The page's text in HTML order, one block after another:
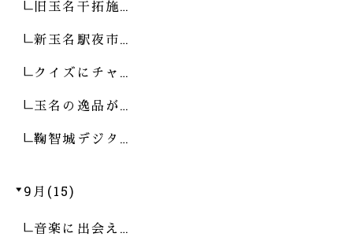
旧玉名干拓施…
新玉名駅夜市…
クイズにチャ…
玉名の逸品が…
鞠智城デジタ…
9月(15)
音楽に出会え…